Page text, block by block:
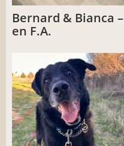
Bernard & Bianca –
en F.A.